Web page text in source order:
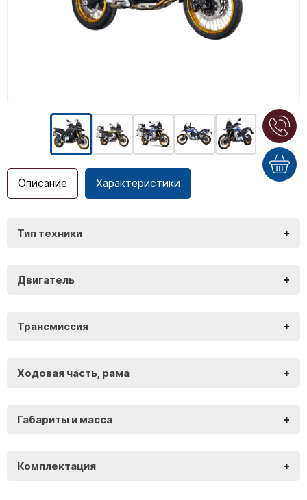
Описание Характеристики
Тип техники +
Двигатель +
Трансмиссия +
Ходовая часть, рама +
Габариты и масса +
Комплектация +